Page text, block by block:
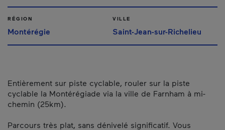
RÉGION
Montérégie
VILLE
Saint-Jean-sur-Richelieu
Entièrement sur piste cyclable, rouler sur la piste
cyclable la Montérégiade via la ville de Farnham à mi-
chemin (25km).
Parcours très plat, sans dénivelé significatif. Vous